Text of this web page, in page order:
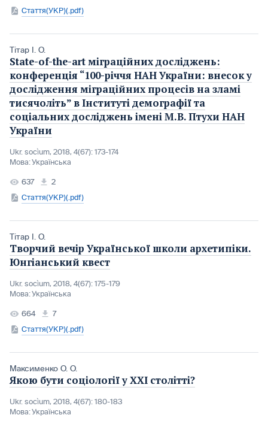
Стаття(УКР)(.pdf)
Тітар І. О.
State-of-the-art міграційних досліджень:
конференція “100-річчя НАН України: внесок у
дослідження міграційних процесів на зламі
тисячоліть” в Інституті демографії та
соціальних досліджень імені М.В. Птухи НАН
України
Ukr. socìum, 2018, 4(67): 173-174
Мова:Українська
637
2
Стаття(УКР)(.pdf)
Тітар І. О.
Творчий вечір Української школи архетипіки.
Юнгіанський квест
Ukr. socìum, 2018, 4(67): 175-179
Мова:Українська
664
7
Стаття(УКР)(.pdf)
Максименко О. О.
Якою бути соціології у ХХI столітті?
Ukr. socìum, 2018, 4(67): 180-183
Мова:Українська